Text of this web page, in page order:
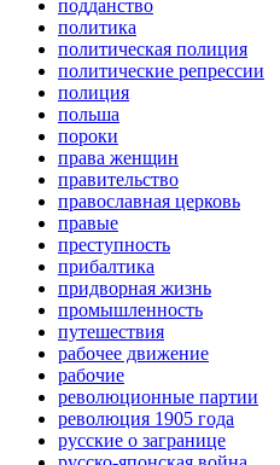
подданство
политика
политическая полиция
политические репрессии
полиция
польша
пороки
права женщин
правительство
православная церковь
правые
преступность
прибалтика
придворная жизнь
промышленность
путешествия
рабочее движение
рабочие
революционные партии
революция 1905 года
русские о загранице